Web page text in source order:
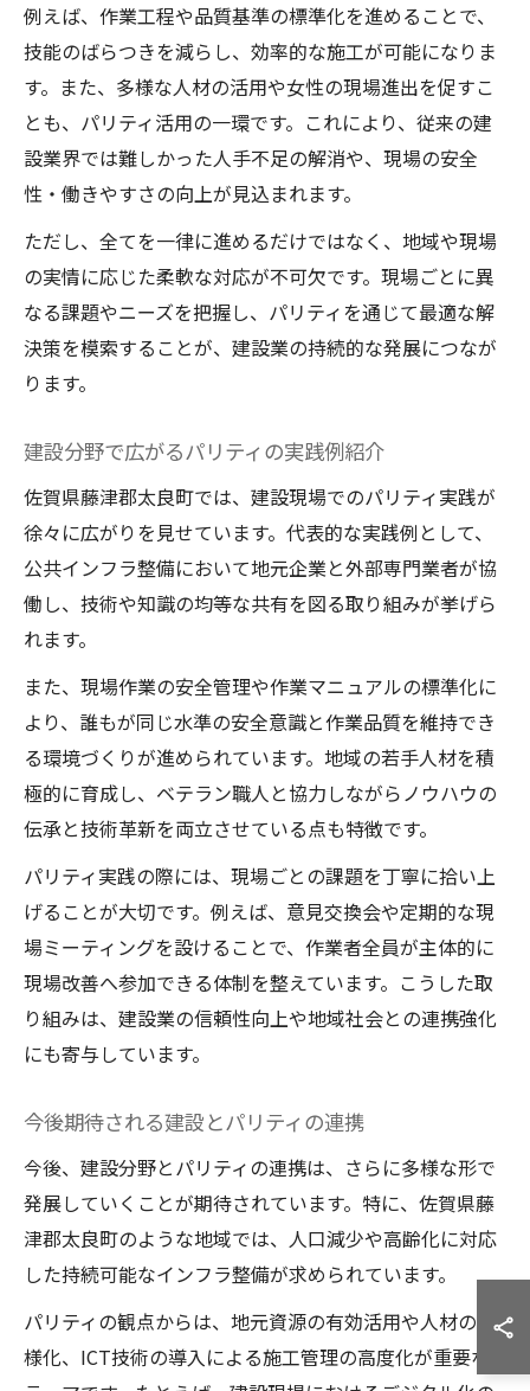
例えば、作業工程や品質基準の標準化を進めることで、
技能のばらつきを減らし、効率的な施工が可能になりま
す。また、多様な人材の活用や女性の現場進出を促すこ
とも、パリティ活用の一環です。これにより、従来の建
設業界では難しかった人手不足の解消や、現場の安全
性・働きやすさの向上が見込まれます。
ただし、全てを一律に進めるだけではなく、地域や現場
の実情に応じた柔軟な対応が不可欠です。現場ごとに異
なる課題やニーズを把握し、パリティを通じて最適な解
決策を模索することが、建設業の持続的な発展につなが
ります。
建設分野で広がるパリティの実践例紹介
佐賀県藤津郡太良町では、建設現場でのパリティ実践が
徐々に広がりを見せています。代表的な実践例として、
公共インフラ整備において地元企業と外部専門業者が協
働し、技術や知識の均等な共有を図る取り組みが挙げら
れます。
また、現場作業の安全管理や作業マニュアルの標準化に
より、誰もが同じ水準の安全意識と作業品質を維持でき
る環境づくりが進められています。地域の若手人材を積
極的に育成し、ベテラン職人と協力しながらノウハウの
伝承と技術革新を両立させている点も特徴です。
パリティ実践の際には、現場ごとの課題を丁寧に拾い上
げることが大切です。例えば、意見交換会や定期的な現
場ミーティングを設けることで、作業者全員が主体的に
現場改善へ参加できる体制を整えています。こうした取
り組みは、建設業の信頼性向上や地域社会との連携強化
にも寄与しています。
今後期待される建設とパリティの連携
今後、建設分野とパリティの連携は、さらに多様な形で
発展していくことが期待されています。特に、佐賀県藤
津郡太良町のような地域では、人口減少や高齢化に対応
した持続可能なインフラ整備が求められています。
パリティの観点からは、地元資源の有効活用や人材の多
様化、ICT技術の導入による施工管理の高度化が重要な